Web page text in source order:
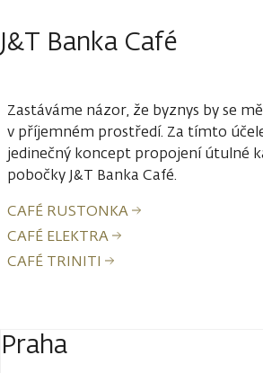
J&T Banka Café
Zastáváme názor, že byznys by se
v příjemném prostředí. Za tímto
jedinečný koncept propojení útulné
pobočky J&T Banka Café.
CAFÉ RUSTONKA
CAFÉ ELEKTRA
CAFÉ TRINITI
Pobočky
Praha